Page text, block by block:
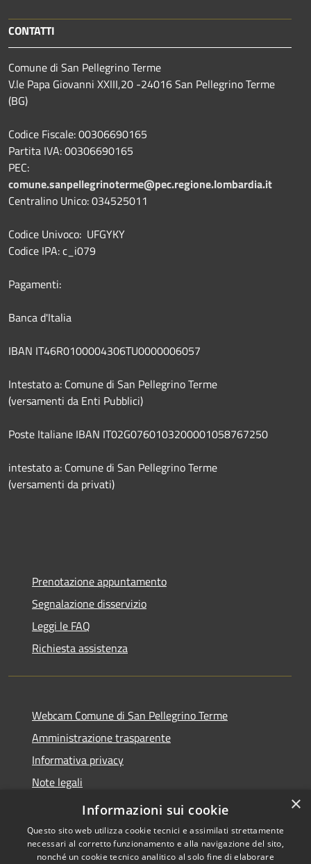
CONTATTI
Comune di San Pellegrino Terme
V.le Papa Giovanni XXIII,20 -24016 San Pellegrino Terme
(BG)
Codice Fiscale: 00306690165
Partita IVA: 00306690165
PEC:
comune.sanpellegrinoterme@pec.regione.lombardia.it
Centralino Unico: 034525011
Codice Univoco: UFGYKY
Codice IPA: c_i079
Pagamenti:
Banca d'Italia
IBAN IT46R0100004306TU0000006057
Intestato a: Comune di San Pellegrino Terme
(versamenti da Enti Pubblici)
Poste Italiane IBAN IT02G0760103200001058767250
intestato a: Comune di San Pellegrino Terme
(versamenti da privati)
Prenotazione appuntamento
Segnalazione disservizio
Leggi le FAQ
Richiesta assistenza
Webcam Comune di San Pellegrino Terme
Amministrazione trasparente
Informativa privacy
Note legali
Dichiarazione di accessibilità
×
Informazioni sui cookie
Questo sito web utilizza cookie tecnici e assimilati strettamente
necessari al corretto funzionamento e alla navigazione del sito,
nonché un cookie tecnico analitico al solo fine di elaborare